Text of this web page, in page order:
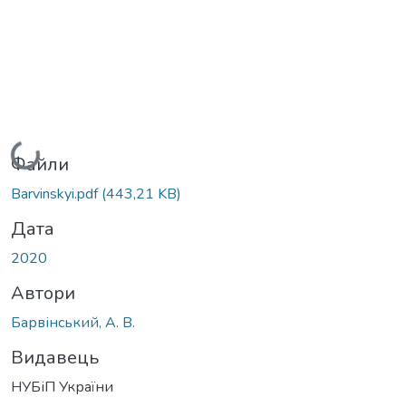
Вантажиться...
Файли
Barvinskyi.pdf(443,21 KB)
Дата
2020
Автори
Барвінський, А. В.
Видавець
НУБіП України